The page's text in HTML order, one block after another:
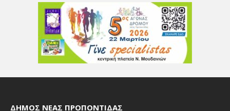
ΔΉΜΟΣ ΝΈΑΣ ΠΡΟΠΟΝΤΊΔΑΣ